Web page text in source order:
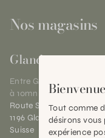
Nos magasins
Gland
Entre Genève et
à 10mn de Nyon
Route Suisse 40
1196 Gland (VD)
Suisse
Tout comme
désirons vous
expérience